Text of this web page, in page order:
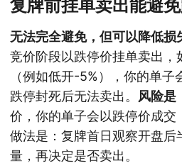
复牌前挂单卖出能避
无法完全避免，但可以降低损
竞价阶段以跌停价挂单卖出，
（例如低开-5%），你的单
跌停封死后无法卖出。 风险是
价，你的单子会以跌停价成交
做法是：复牌首日观察开盘后
量，再决定是否卖出。